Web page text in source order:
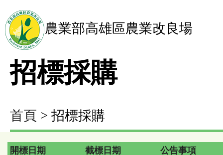
農業部高雄區農業改良場
招標採購
首頁 > 招標採購
開標日期 截標日期 公告事項